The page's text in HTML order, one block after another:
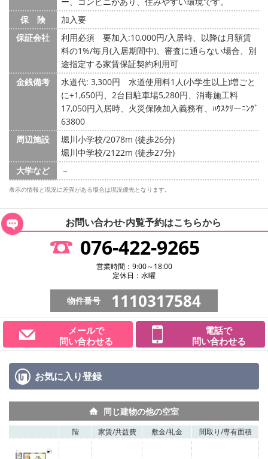
保 険
加入要
保証会社
利用必須 要加入:10,000円/入居時、以降は月額賃
料の1%/毎月(入居期間中)、審査に通らない場合、別
途指定する家賃保証契約利用可
金銭備考
水道代: 3,300円
水道使用料1人(小学生以上)増ごと
に+1,650円、2台目駐車場5,280円、消毒施工料
17,050円入居時、火災保険加入義務有、ﾊｳｽｸﾘーﾆﾝｸﾞ
63800
周辺施設
堀川小学校/2078m (徒歩26分)
堀川中学校/2122m (徒歩27分)
大学など
－
表示の情報と現況に差異がある場合は現況優先となります。
お問い合わせ·内覧予約はこちらから
076-422-9265
営業時間：9:00～18:00
定休日：水曜
物件番号 1110317584
メールで
問い合わせる
電話で
問い合わせる
お気に入り登録
同じ建物の他の空室
階 家賃/共益費 敷金/礼金 間取り/専有面積